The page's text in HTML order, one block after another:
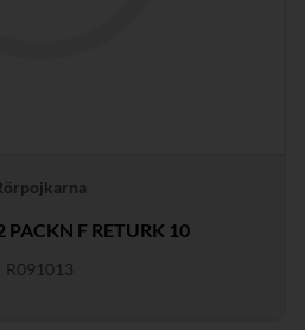
F RETURK 10
R091013